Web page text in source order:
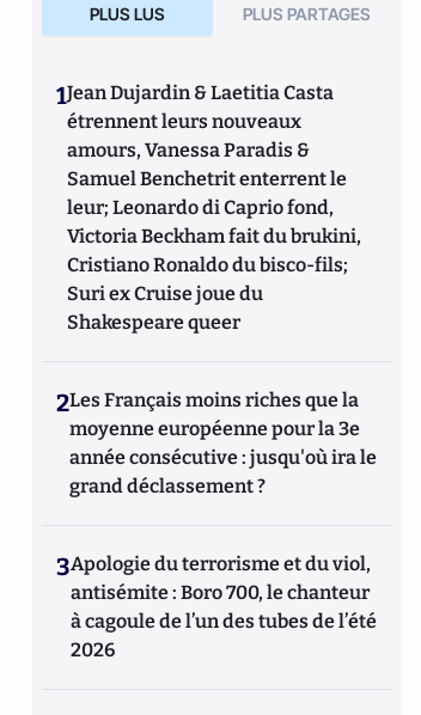
PLUS LUS PLUS PARTAGES
1Jean Dujardin & Laetitia Casta
étrennent leurs nouveaux
amours, Vanessa Paradis &
Samuel Benchetrit enterrent le
leur; Leonardo di Caprio fond,
Victoria Beckham fait du brukini,
Cristiano Ronaldo du bisco-fils;
Suri ex Cruise joue du
Shakespeare queer
2Les Français moins riches que la
moyenne européenne pour la 3e
année consécutive : jusqu'où ira le
grand déclassement ?
3Apologie du terrorisme et du viol,
antisémite : Boro 700, le chanteur
à cagoule de l’un des tubes de l’été
2026